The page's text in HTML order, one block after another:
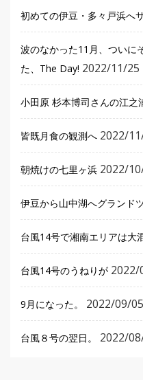
初めての伊豆・多々戸浜へ
波のなかった11月、ついに
た、The Day! 2022/11/25
小田原 杉本博司さんの江之
皆既月食の観測へ 2022/
朝焼けの七里ヶ浜 2022/
伊豆から山中湖へグランド
台風14号で湘南エリアは大
台風14号のうねりが 2022/
9月になった。 2022/09/05
台風８号の翌日。 2022/